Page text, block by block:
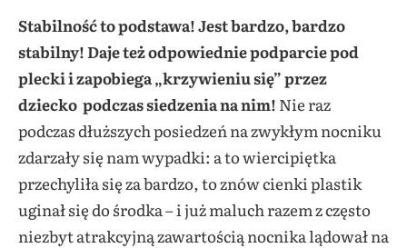
Stabilność to podstawa! Jest bardzo, bardzo
stabilny! Daje też odpowiednie podparcie pod
plecki i zapobiega „krzywieniu się” przez
dziecko podczas siedzenia na nim! Nie raz
podczas dłuższych posiedzeń na zwykłym nocniku
zdarzały się nam wypadki: a to wiercipiętka
przechyliła się za bardzo, to znów cienki plastik
uginał się do środka – i już maluch razem z często
niezbyt atrakcyjną zawartością nocnika lądował na